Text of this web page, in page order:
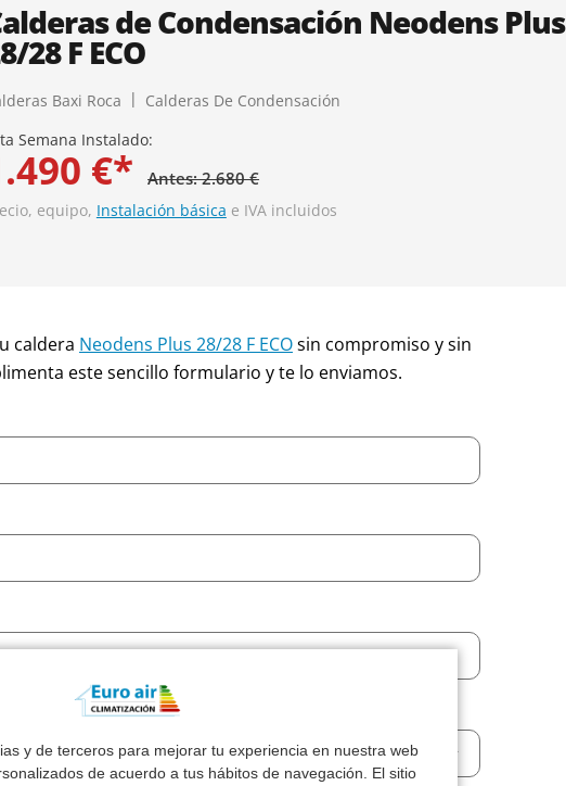
y de terceros para mejorar tu experiencia en nuestra web
de acuerdo a tus hábitos de navegación. El sitio
de Condensación Neodens Plus
28 F ECO
Baxi Roca
Calderas De Condensación
Semana Instalado:
€* Antes: 2.680 €
equipo, Instalación básica e IVA incluidos
caldera Neodens Plus 28/28 F ECOsin compromiso y sin
este sencillo formulario y te lo enviamos.